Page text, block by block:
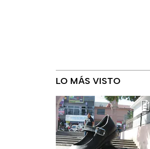
LO MÁS VISTO